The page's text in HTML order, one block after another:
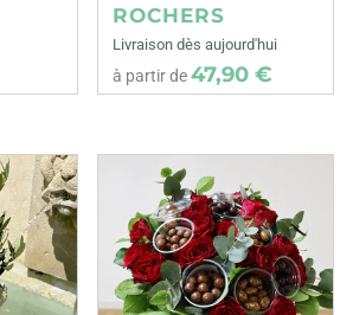
ROCHERS
Livraison dès aujourd'hui
à partir de47,90 €